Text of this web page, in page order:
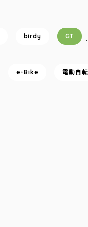
birdy GT
e-Bike 電動自